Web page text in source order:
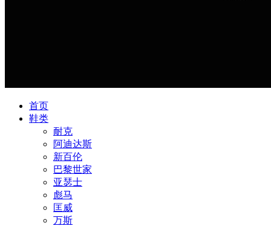
首页
鞋类
耐克
阿迪达斯
新百伦
巴黎世家
亚瑟士
彪马
匡威
万斯